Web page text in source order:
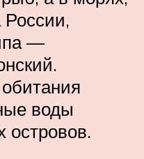
—
воды
островов.